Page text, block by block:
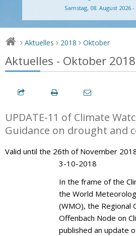
Samstag, 08. August 2026
> Aktuelles > 2018 > Oktober
Aktuelles - Oktober 2018
UPDATE-11 of Climate
Guidance on drought and
Valid until the 26th of November
3-10-2018
In the frame of the
the World
(WMO), the Regional
Offenbach Node on
published an update